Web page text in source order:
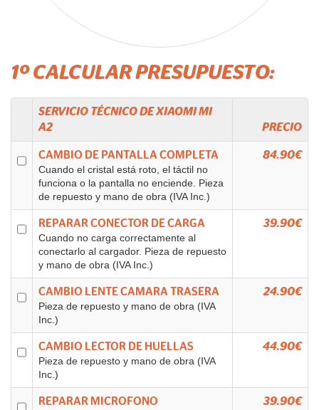
1º CALCULAR PRESUPUESTO:
SERVICIO TÉCNICO DEXIAOMIMI
A2
PRECIO
CAMBIO DE PANTALLA COMPLETA
Cuando el cristal está roto, el táctil no
funciona o la pantalla no enciende. Pieza
de repuesto y mano de obra (IVA Inc.)
84.90€
REPARAR CONECTOR DE CARGA
Cuando no carga correctamente al
conectarlo al cargador. Pieza de repuesto
y mano de obra (IVA Inc.)
39.90€
CAMBIO LENTE CAMARA TRASERA
Pieza de repuesto y mano de obra (IVA
Inc.)
24.90€
CAMBIO LECTOR DE HUELLAS
Pieza de repuesto y mano de obra (IVA
Inc.)
44.90€
REPARAR MICROFONO 39.90€